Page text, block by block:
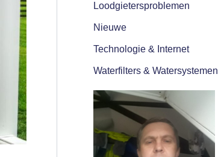
Loodgietersproblemen
Nieuwe
Technologie & Internet
Waterfilters & Watersystemen